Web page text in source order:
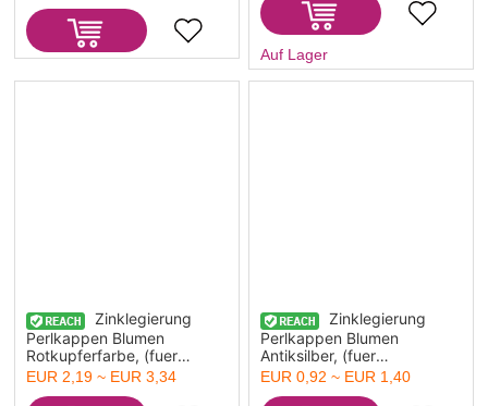
Auf Lager
Zinklegierung
Perlkappen Blumen
Rotkupferfarbe, (fuer
Perlengroesse: 6mm D.)
6mm x 6mm, 500 Stueck
EUR 2,19 ~ EUR 3,34
Zinklegierung
Perlkappen Blumen
Antiksilber, (fuer
Perlengroesse: 14mm D.)
29mm x 19mm, 2 Stueck
EUR 0,92 ~ EUR 1,40